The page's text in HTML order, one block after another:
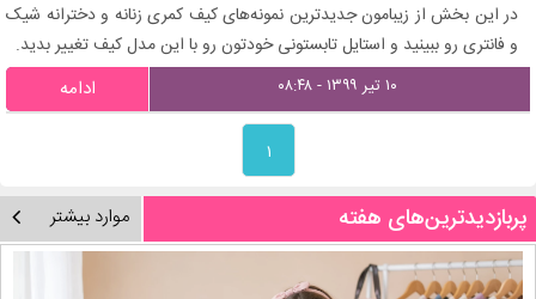
در این بخش از زیبامون جدیدترین نمونه‌های کیف کمری زنانه و دخترانه شیک
و فانتری رو ببینید و استایل تابستونی خودتون رو با این مدل کیف تغییر بدید.
۱۰ تیر ۱۳۹۹ - ۰۸:۴۸ ادامه
۱
پربازدیدترین‌های هفته موارد بیشتر